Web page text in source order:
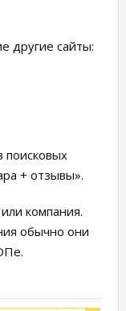
другие сайты:
поисковых
+ отзывы».
компания.
обычно они